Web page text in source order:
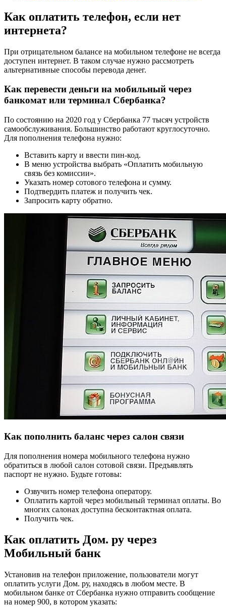
Как оплатить телефон, если нет
интернета?
При отрицательном балансе на мобильном телефоне не всегда
доступен интернет. В таком случае нужно рассмотреть
альтернативные способы перевода денег.
Как перевести деньги на мобильный через
банкомат или терминал Сбербанка?
По состоянию на 2020 год у Сбербанка 77 тысяч устройств
самообслуживания. Большинство работают круглосуточно.
Для пополнения телефона нужно:
Вставить карту и ввести пин-код.
В меню устройства выбрать «Оплатить мобильную
связь без комиссии».
Указать номер сотового телефона и сумму.
Подтвердить платеж и получить чек.
Запросить карту обратно.
Как пополнить баланс через салон связи
Для пополнения номера мобильного телефона нужно
обратиться в любой салон сотовой связи. Предъявлять
паспорт не нужно. Будьте готовы:
Озвучить номер телефона оператору.
Оплатить картой через мобильный терминал оплаты. Во
многих салонах доступна бесконтактная оплата.
Получить чек.
Как оплатить Дом. ру через
Мобильный банк
Установив на телефон приложение, пользователи могут
оплатить услуги Дом. ру, находясь в любом месте. В
мобильном банке от Сбербанка нужно отправить сообщение
на номер 900, в котором указать: